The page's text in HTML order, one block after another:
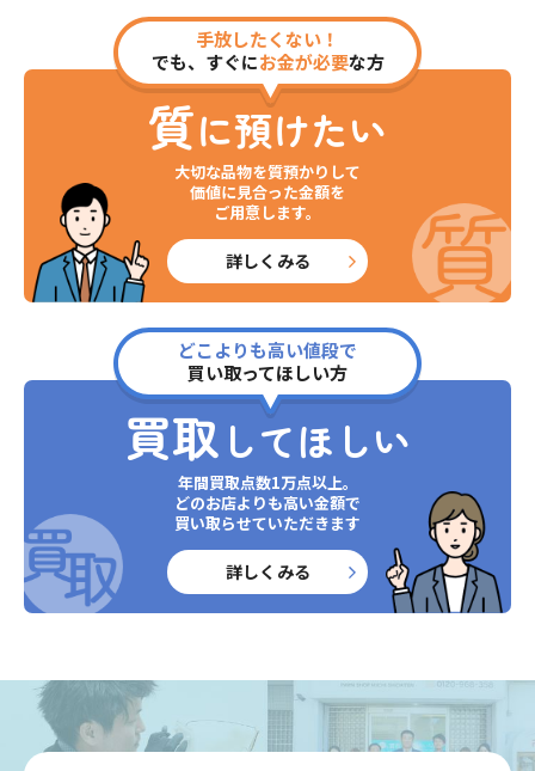
手放したくない！
でも、すぐにお金が必要な方
質に預けたい
大切な品物を質預かりして
価値に見合った金額を
ご用意します。
詳しくみる
どこよりも高い値段で
買い取ってほしい方
買取 してほしい
年間買取点数1万点以上。
どのお店よりも高い金額で
買い取らせていただきます
詳しくみる